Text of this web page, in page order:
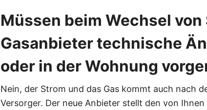
Müssen beim Wechsel
Gasanbieter technische
oder in der Wohnung
Nein, der Strom und das Gas kommt auch nach
Versorger. Der neue Anbieter stellt den von